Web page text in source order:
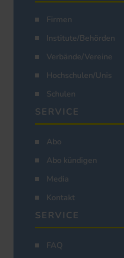
Firmen
Institute/Behörden
Verbände/Vereine
Hochschulen/Unis
Schulen
SERVICE
Abo
Abo kündigen
Media
Kontakt
SERVICE
FAQ